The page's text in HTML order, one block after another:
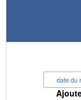
date du